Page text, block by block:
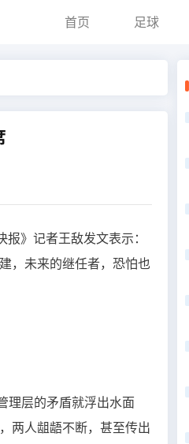
首页 足球
》记者王敌发文表示：
，未来的继任者，恐怕也
理层的矛盾就浮出水面
两人龃龉不断，甚至传出